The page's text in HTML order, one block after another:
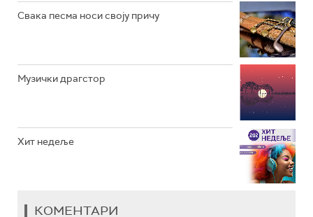
Свака песма носи своју причу
Музички драгстор
Хит недеље
КОМЕНТАРИ